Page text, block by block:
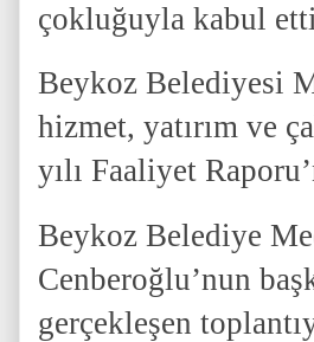
çokluğuyla kabul
Beykoz Belediyesi
hizmet, yatırım ve
yılı Faaliyet
Beykoz Belediye
Cenberoğlu’nun
gerçekleşen